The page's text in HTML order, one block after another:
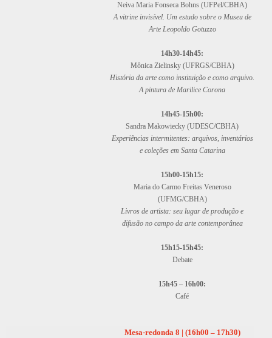
Neiva Maria Fonseca Bohns (UFPel/CBHA)
A vitrine invisível. Um estudo sobre o Museu de
Arte Leopoldo Gotuzzo
14h30-14h45:
Mônica Zielinsky (UFRGS/CBHA)
História da arte como instituição e como arquivo.
A pintura de Marilice Corona
14h45-15h00:
Sandra Makowiecky (UDESC/CBHA)
Experiências intermitentes: arquivos, inventários
e coleções em Santa Catarina
15h00-15h15:
Maria do Carmo Freitas Veneroso
(UFMG/CBHA)
Livros de artista: seu lugar de produção e
difusão no campo da arte contemporânea
15h15-15h45:
Debate
15h45 – 16h00:
Café
Mesa-redonda 8 | (16h00 – 17h30)